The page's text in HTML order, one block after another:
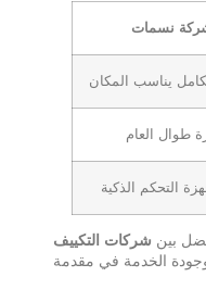
نسمات
يناسب المكان
طوال العام
التحكم الذكية
بين شركات التكييف
الخدمة في مقدمة